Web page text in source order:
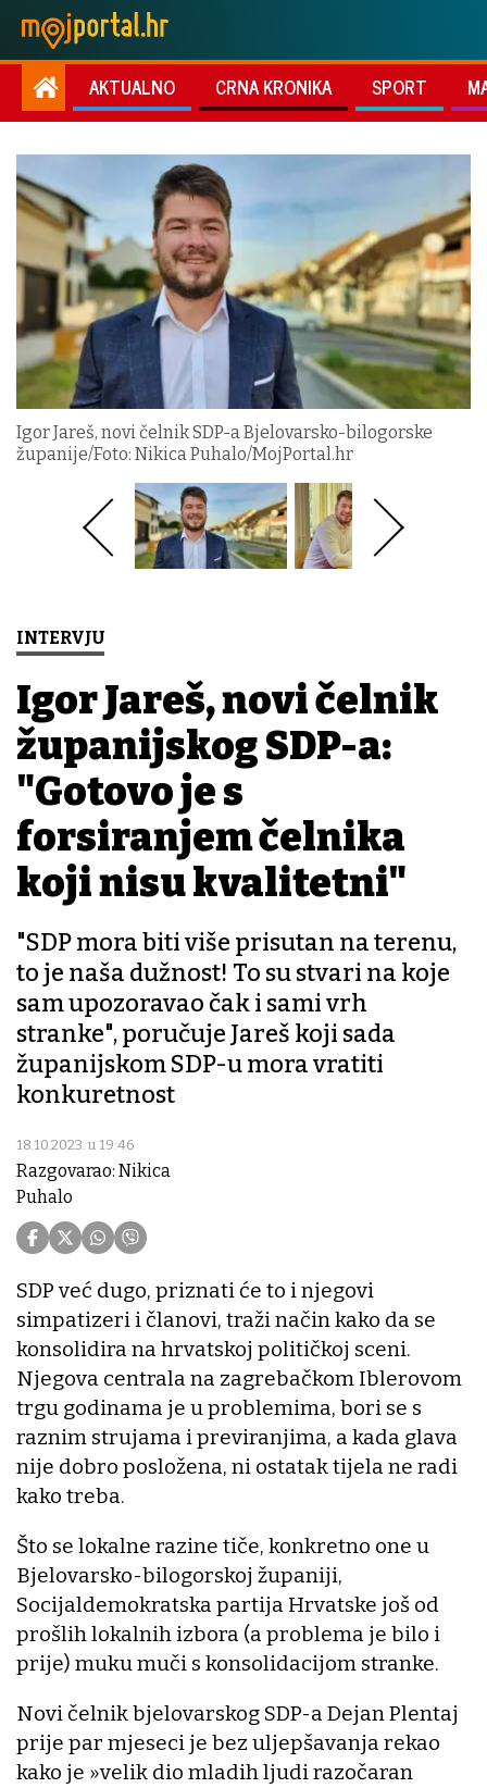
AKTUALNO CRNA KRONIKA SPORT
Igor Jareš, novi čelnik SDP-a Bjelovarsko-bilogorske
županije/Foto: Nikica Puhalo/MojPortal.hr
INTERVJU
Igor Jareš, novi čelnik
županijskog SDP-a:
"Gotovo je s
forsiranjem čelnika
koji nisu kvalitetni"
"SDP mora biti više prisutan na terenu,
to je naša dužnost! To su stvari na koje
sam upozoravao čak i sami vrh
stranke", poručuje Jareš koji sada
županijskom SDP-u mora vratiti
konkuretnost
18.10.2023. u 19:46
Razgovarao: Nikica
Puhalo
SDP već dugo, priznati će to i njegovi
simpatizeri i članovi, traži način kako da se
konsolidira na hrvatskoj političkoj sceni.
Njegova centrala na zagrebačkom Iblerovom
trgu godinama je u problemima, bori se s
raznim strujama i previranjima, a kada glava
nije dobro posložena, ni ostatak tijela ne radi
kako treba.
Što se lokalne razine tiče, konkretno one u
Bjelovarsko-bilogorskoj županiji,
Socijaldemokratska partija Hrvatske još od
prošlih lokalnih izbora (a problema je bilo i
prije) muku muči s konsolidacijom stranke.
Novi čelnik bjelovarskog SDP-a Dejan Plentaj
prije par mjeseci je bez uljepšavanja rekao
kako je »velik dio mladih ljudi razočaran